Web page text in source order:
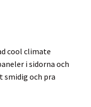
cool climate
i sidorna och
smidig och pra